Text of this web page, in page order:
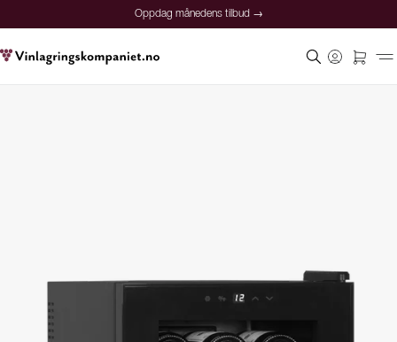
Oppdag månedens tilbud →